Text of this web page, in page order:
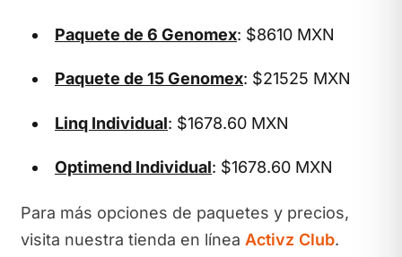
Paquete de 6 Genomex: $8610 MXN
Paquete de 15 Genomex: $21525 MXN
Linq Individual: $1678.60 MXN
Optimend Individual: $1678.60 MXN
Para más opciones de paquetes y precios,
visita nuestra tienda en línea Activz Club.